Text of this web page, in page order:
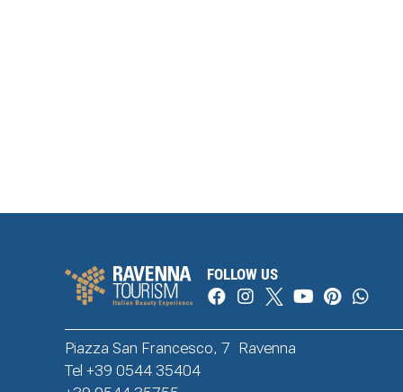
FOLLOW US
Piazza San Francesco, 7 Ravenna
Tel +39 0544 35404